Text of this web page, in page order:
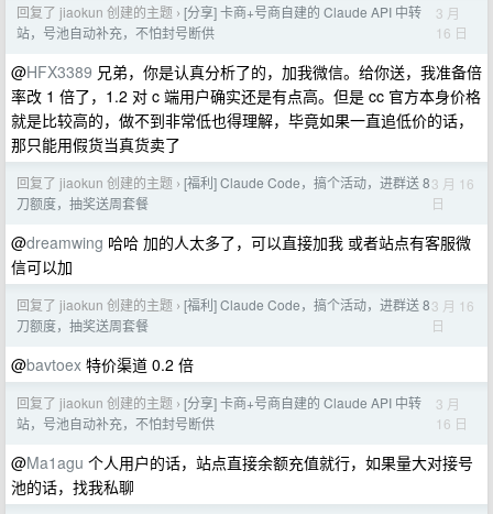
回复了 jiaokun 创建的主题 › [分享] 卡商+号商自建的 Claude API 中转
站，号池自动补充，不怕封号断供
3 月
16 日
@HFX3389 兄弟，你是认真分析了的，加我微信。给你送，我准备倍
率改 1 倍了，1.2 对 c 端用户确实还是有点高。但是 cc 官方本身价格
就是比较高的，做不到非常低也得理解，毕竟如果一直追低价的话，
那只能用假货当真货卖了
回复了 jiaokun 创建的主题 › [福利] Claude Code，搞个活动，进群送 8
刀额度，抽奖送周套餐
3 月 16
日
@dreamwing 哈哈 加的人太多了，可以直接加我 或者站点有客服微
信可以加
回复了 jiaokun 创建的主题 › [福利] Claude Code，搞个活动，进群送 8
刀额度，抽奖送周套餐
3 月 16
日
@bavtoex 特价渠道 0.2 倍
回复了 jiaokun 创建的主题 › [分享] 卡商+号商自建的 Claude API 中转
站，号池自动补充，不怕封号断供
3 月
16 日
@Ma1agu 个人用户的话，站点直接余额充值就行，如果量大对接号
池的话，找我私聊